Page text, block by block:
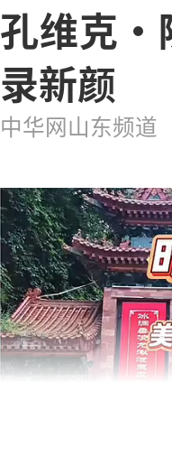
孔维克·
录新颜
中华网山东频道